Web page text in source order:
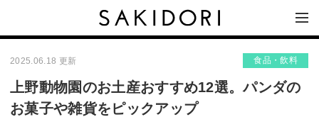
2025.06.18 更新 食品・飲料
上野動物園のお土産おすすめ12選。パンダの
お菓子や雑貨をピックアップ